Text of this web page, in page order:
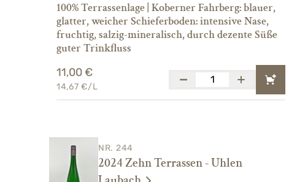
100% Terrassenlage | Koberner Fahrberg: blauer,
glatter, weicher Schieferboden: intensive Nase,
fruchtig, salzig-mineralisch, durch dezente Süße
guter Trinkfluss
11,00 €
14,67 €/L
NR. 244
2024 Zehn Terrassen - Uhlen